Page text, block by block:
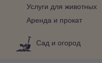
Услуги для животных
Аренда и прокат
Сад и огород